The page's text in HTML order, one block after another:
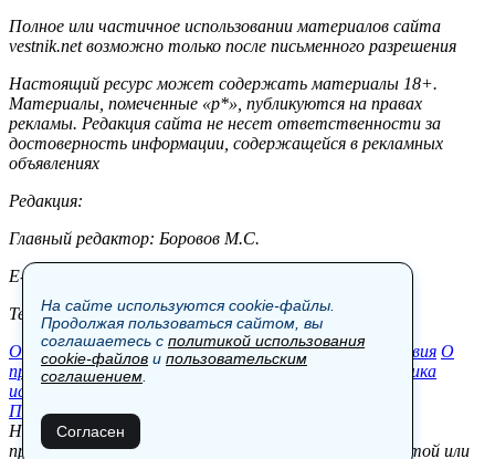
Полное или частичное использовании материалов сайта
vestnik.net возможно только после письменного разрешения
Настоящий ресурс может содержать материалы 18+.
Материалы, помеченные «р*», публикуются на правах
рекламы. Редакция сайта не несет ответственности за
достоверность информации, содержащейся в рекламных
объявлениях
Редакция:
Главный редактор: Боровов М.С.
E-mail: site@vestnik.net, reb.msk@yandex.ru
Тел.: +7 (921) 720-00-97
Общество Экономика Контакты В мире Происшествия О
проекте Шоу-бизнес Политика Пресс-релизы
Политика
использования cookie-файлов
Пользовательское соглашение
Новости, аналитика, прогнозы и другие материалы,
представленные на данном сайте, не являются офертой или
На сайте используются cookie-файлы.
Продолжая пользоваться сайтом, вы
соглашаетесь с политикой использования
cookie-файлов и пользовательским
соглашением
Согласен